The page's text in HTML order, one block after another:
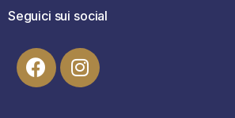
Seguici sui social